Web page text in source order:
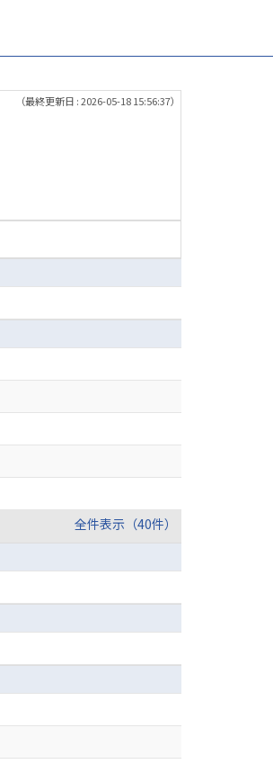
（最終更新日 : 2026-05-18 15:56:37）
全件表示（40件）